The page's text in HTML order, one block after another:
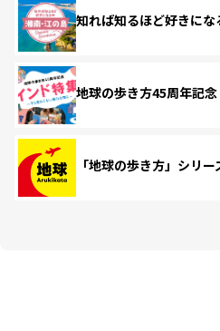
知れば知るほど好きに
地球の歩き方45周年記
「地球の歩き方」シリ